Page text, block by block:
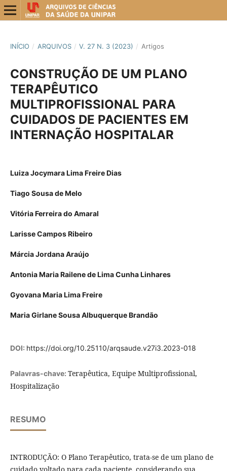
INÍCIO / ARQUIVOS / V. 27 N. 3 (2023) / Artigos
CONSTRUÇÃO DE UM PLANO
TERAPÊUTICO
MULTIPROFISSIONAL PARA
CUIDADOS DE PACIENTES EM
INTERNAÇÃO HOSPITALAR
Luiza Jocymara Lima Freire Dias
Tiago Sousa de Melo
Vitória Ferreira do Amaral
Larisse Campos Ribeiro
Márcia Jordana Araújo
Antonia Maria Railene de Lima Cunha Linhares
Gyovana Maria Lima Freire
Maria Girlane Sousa Albuquerque Brandão
DOI: https://doi.org/10.25110/arqsaude.v27i3.2023-018
Palavras-chave: Terapêutica, Equipe Multiprofissional,
Hospitalização
RESUMO
INTRODUÇÃO: O Plano Terapêutico, trata-se de um plano de